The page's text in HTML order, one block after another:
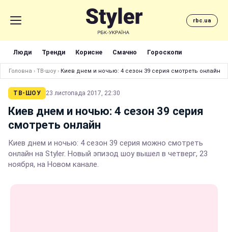
rbc.ua
Люди Тренди Корисне Смачно Гороскопи
Головна › ТВ-шоу › Киев днем и ночью: 4 сезон 39 серия смотреть онлайн
ТВ-ШОУ 23 листопада 2017, 22:30
Киев днем и ночью: 4 сезон 39 серия
смотреть онлайн
Киев днем и ночью: 4 сезон 39 серия можно смотреть
онлайн на Styler. Новый эпизод шоу вышел в четверг, 23
ноября, на Новом канале.